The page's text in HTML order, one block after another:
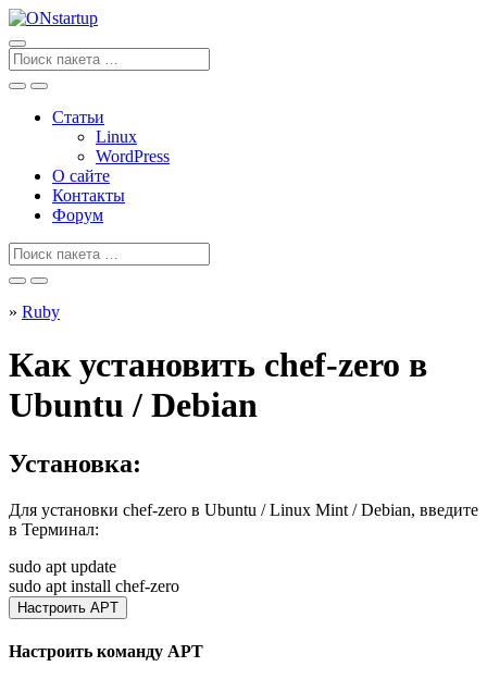
Перейти
к
содержанию
Поиск
для
Статьи
Linux
WordPress
О сайте
Контакты
Форум
Поиск
для
» Ruby
Как установить chef-zero в
Ubuntu / Debian
Установка:
Для установки chef-zero в Ubuntu / Linux Mint / Debian, введите
в Терминал:
sudo apt update
sudo apt install chef-zero
Настроить APT
Настроить команду APT